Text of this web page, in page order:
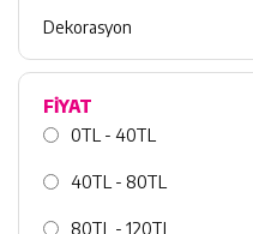
Dekorasyon
FİYAT
0TL - 40TL
40TL - 80TL
80TL - 120TL